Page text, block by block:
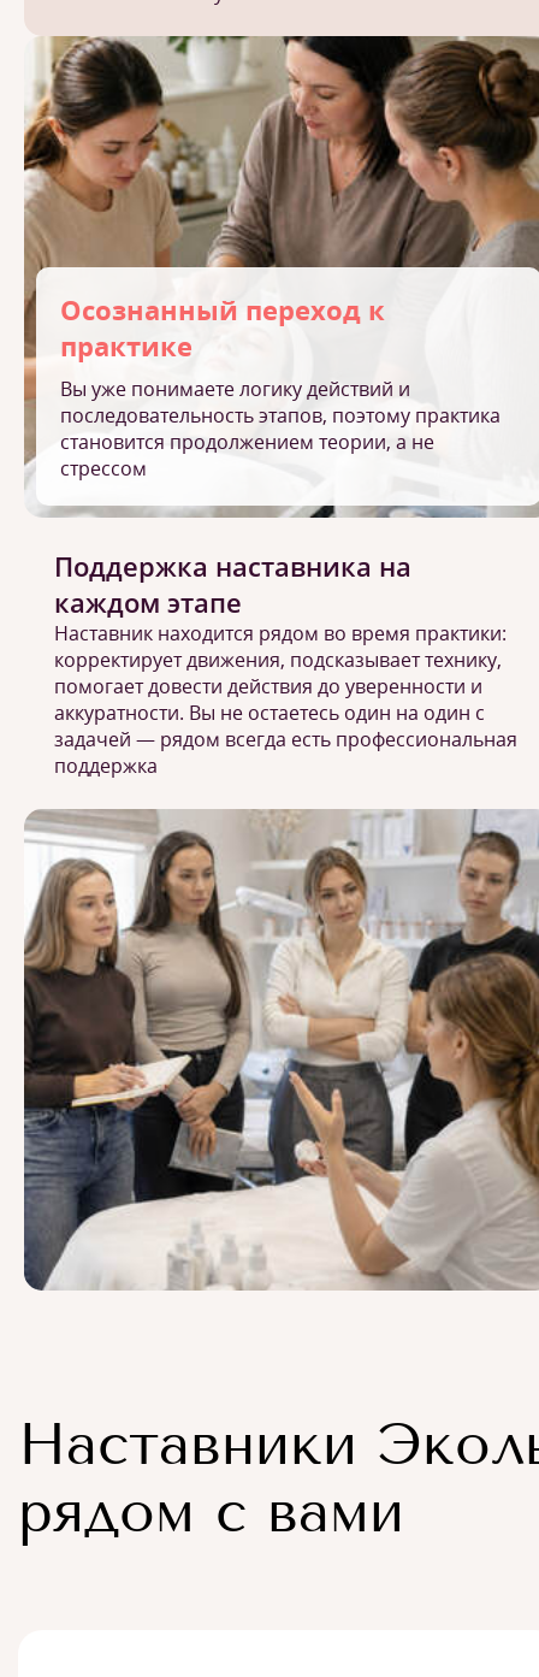
Осознанный переход к
практике
Вы уже понимаете логику действий и
последовательность этапов, поэтому практика
становится продолжением теории, а не
стрессом
Поддержка наставника на
каждом этапе
Наставник находится рядом во время практики:
корректирует движения, подсказывает технику,
помогает довести действия до уверенности и
аккуратности. Вы не остаетесь один на один с
задачей — рядом всегда есть профессиональная
поддержка
Наставники
рядом с вами